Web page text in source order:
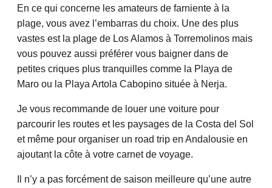
En ce qui concerne les amateurs de farniente à la
plage, vous avez l’embarras du choix. Une des plus
vastes est la plage de Los Alamos à Torremolinos mais
vous pouvez aussi préférer vous baigner dans de
petites criques plus tranquilles comme la Playa de
Maro ou la Playa Artola Cabopino située à Nerja.
Je vous recommande de louer une voiture pour
parcourir les routes et les paysages de la Costa del Sol
et même pour organiser un road trip en Andalousie en
ajoutant la côte à votre carnet de voyage.
Il n’y a pas forcément de saison meilleure qu’une autre